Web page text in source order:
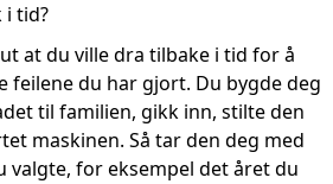
i tid?
at du ville dra tilbake i tid for å
feilene du har gjort. Du bygde deg
til familien, gikk inn, stilte den
maskinen. Så tar den deg med
valgte, for eksempel det året du